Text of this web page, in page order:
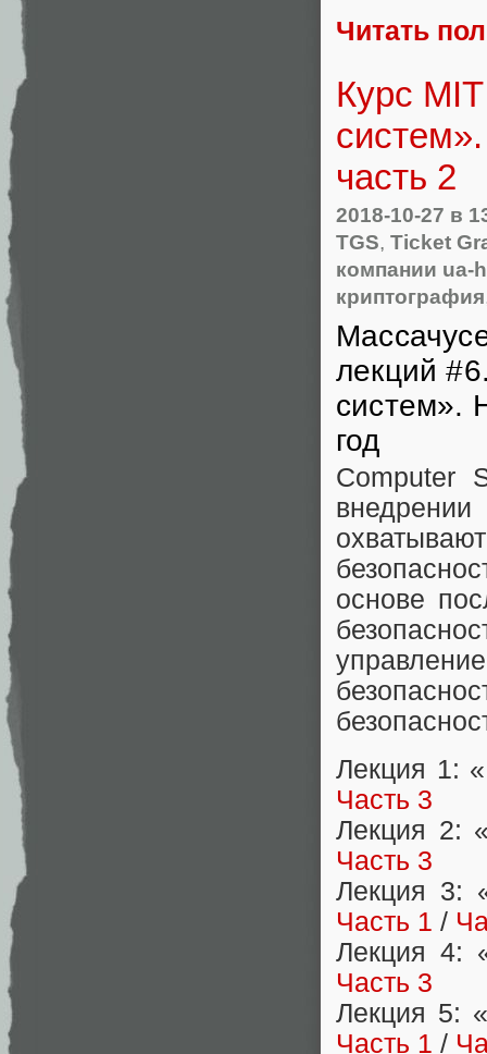
Читать
Курс
часть 2
2018-10-27 в
TGS, Ticket
компании ua-
криптография
лекций
систем».
год
Computer
основе
Лекция 1:
Часть 3
Лекция 2:
Часть 3
Лекция 3:
Часть 1 /
Лекция 4:
Часть 3
Лекция 5:
Часть 1 /